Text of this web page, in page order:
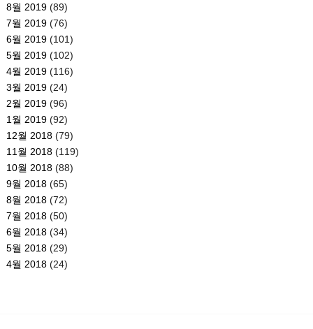
8월 2019(89)
7월 2019(76)
6월 2019(101)
5월 2019(102)
4월 2019(116)
3월 2019(24)
2월 2019(96)
1월 2019(92)
12월 2018(79)
11월 2018(119)
10월 2018(88)
9월 2018(65)
8월 2018(72)
7월 2018(50)
6월 2018(34)
5월 2018(29)
4월 2018(24)